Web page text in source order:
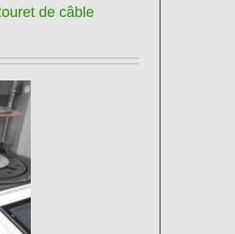
de câble